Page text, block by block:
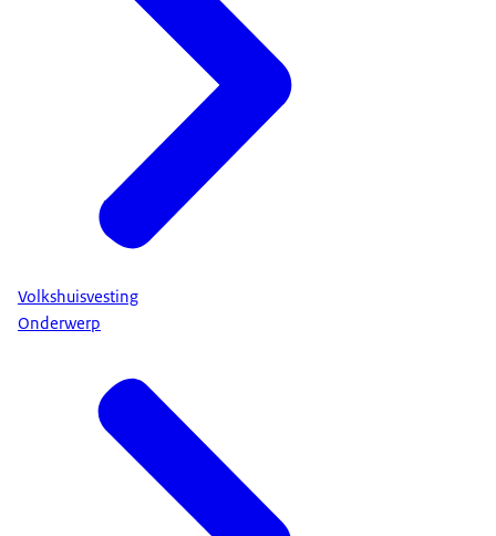
Volkshuisvesting
Onderwerp